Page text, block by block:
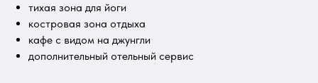
тихая зона для йоги
костровая зона отдыха
кафе с видом на джунгли
дополнительный отельный сервис